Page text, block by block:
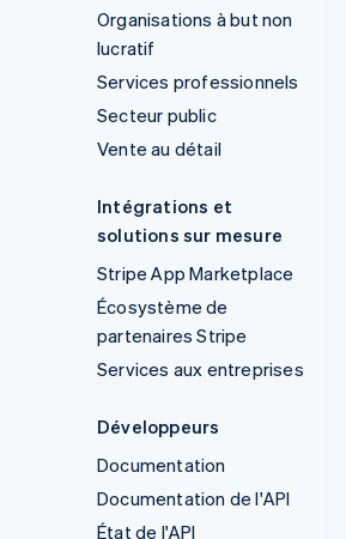
Organisations à but non
lucratif
Services professionnels
Secteur public
Vente au détail
Intégrations et
solutions sur mesure
Stripe App Marketplace
Écosystème de
partenaires Stripe
Services aux entreprises
Développeurs
Documentation
Documentation de l'API
État de l'API